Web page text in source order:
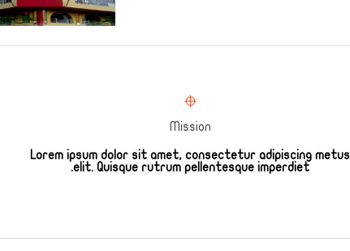
Mission
Lorem ipsum dolor sit amet, consectetur adipiscing metus
elit. Quisque rutrum pellentesque imperdiet.